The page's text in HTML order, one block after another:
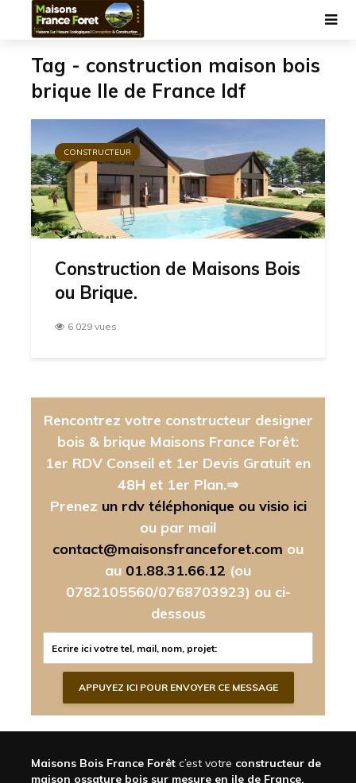
Tag - construction maison bois
brique Ile de France Idf
CONSTRUCTEUR
Construction de Maisons Bois
ou Brique.
6 029 vues
Rencontrez votre constructeur designer
bois & brique Maisons France Forêt:
1er RDV Conseil et 1er Devis Gratuit en
48H et 1er Plan.⇒
Prenez un rdv téléphonique ou visio ici
ou par mail
contact@maisonsfranceforet.com ou
au 01.88.31.66.12 (ou
0782105560/0768703923) ou ci-
dessous
Maisons Bois France Forêt c’est votre constructeur de
maison ossature bois sur mesure en ile de France,